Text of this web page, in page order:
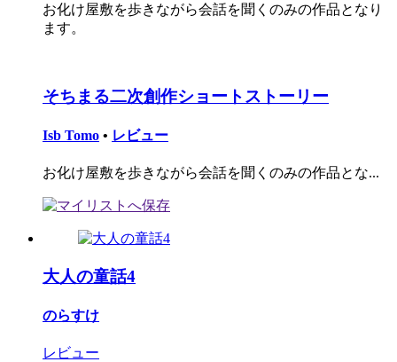
お化け屋敷を歩きながら会話を聞くのみの作品となり
ます。
そちまる二次創作ショートストーリー
Isb Tomo • レビュー
お化け屋敷を歩きながら会話を聞くのみの作品とな...
大人の童話4
のらすけ
レビュー